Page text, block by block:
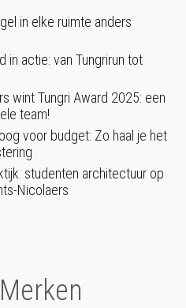
in elke ruimte anders
in actie: van Tungrirun tot
wint Tungri Award 2025: een
team!
voor budget: Zo haal je het
studenten architectuur op
Nicolaers